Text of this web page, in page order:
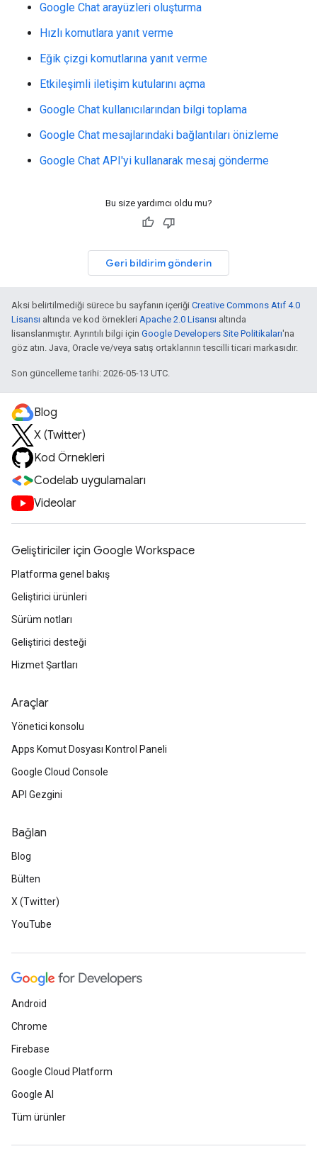
Google Chat arayüzleri oluşturma
Hızlı komutlara yanıt verme
Eğik çizgi komutlarına yanıt verme
Etkileşimli iletişim kutularını açma
Google Chat kullanıcılarından bilgi toplama
Google Chat mesajlarındaki bağlantıları önizleme
Google Chat API'yi kullanarak mesaj gönderme
Bu size yardımcı oldu mu?
Geri bildirim gönderin
Aksi belirtilmediği sürece bu sayfanın içeriği Creative Commons Atıf 4.0
Lisansı altında ve kod örnekleri Apache 2.0 Lisansı altında
lisanslanmıştır. Ayrıntılı bilgi için Google Developers Site Politikaları'na
göz atın. Java, Oracle ve/veya satış ortaklarının tescilli ticari markasıdır.
Son güncelleme tarihi: 2026-05-13 UTC.
Blog
X (Twitter)
Kod Örnekleri
Codelab uygulamaları
Videolar
Geliştiriciler için Google Workspace
Platforma genel bakış
Geliştirici ürünleri
Sürüm notları
Geliştirici desteği
Hizmet Şartları
Araçlar
Yönetici konsolu
Apps Komut Dosyası Kontrol Paneli
Google Cloud Console
API Gezgini
Bağlan
Blog
Bülten
X (Twitter)
YouTube
Android
Chrome
Firebase
Google Cloud Platform
Google AI
Tüm ürünler